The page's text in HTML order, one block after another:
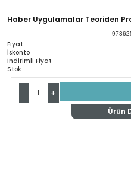
Haber Uygulamalar Teoriden
Fiyat
İskonto
İndirimli Fiyat
Stok
- +
Ürün